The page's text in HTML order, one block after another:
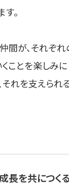
。
間が、それぞ
ことを楽しみに
それを支えられ
長を共につく